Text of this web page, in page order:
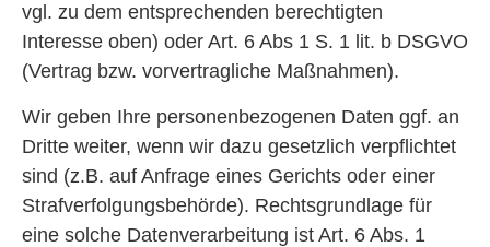
vgl. zu dem entsprechenden berechtigten
Interesse oben) oder Art. 6 Abs 1 S. 1 lit. b DSGVO
(Vertrag bzw. vorvertragliche Maßnahmen).
Wir geben Ihre personenbezogenen Daten ggf. an
Dritte weiter, wenn wir dazu gesetzlich verpflichtet
sind (z.B. auf Anfrage eines Gerichts oder einer
Strafverfolgungsbehörde). Rechtsgrundlage für
eine solche Datenverarbeitung ist Art. 6 Abs. 1